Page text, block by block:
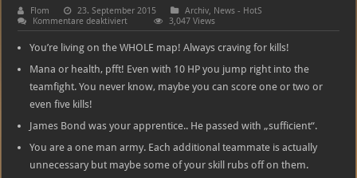
Flom 23. September 2015 Archiv, News - HotS
Kommentare deaktiviertfür
Ten
making
notice
you
are
3,047 Views
You’re living on the WHOLE map! Always craving for kills!
Mana or health, pfft! Even with 10 HP you jump right into the
teamfight. You never know, maybe you can score one or two or
even five kills!
James Bond was your apprentice.. He passed with „sufficient“.
You are a one man army. Each additional teammate is actually
unnecessary but maybe some of your skill rubs off on them.